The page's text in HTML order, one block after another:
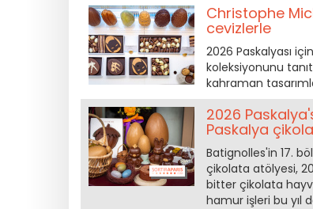
Christophe
cevizlerle
2026 Paskalyası
koleksiyonunu
kahraman
2026
Paskalya
Batignolles'in 17.
çikolata atölyesi,
bitter çikolata
hamur işleri bu yıl